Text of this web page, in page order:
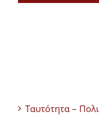
Ταυτότητα –